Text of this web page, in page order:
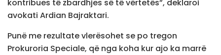
kontribues të zbardhjes së të vërtetës”, deklaroi
avokati Ardian Bajraktari.
Punë me rezultate vlerësohet se po tregon
Prokuroria Speciale, që nga koha kur ajo ka marrë